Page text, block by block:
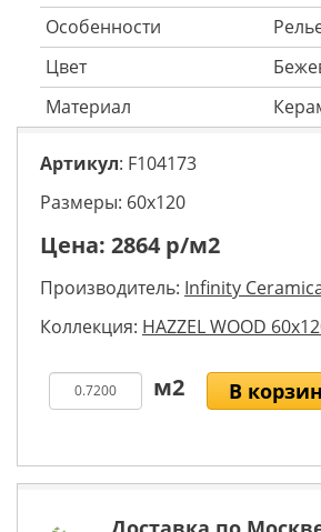
Особенности
Цвет
Материал
Артикул: F104173
Размеры: 60х120
Цена: 2864 р/м2
Производитель: Infinity
Коллекция: HAZZEL WOOD
В